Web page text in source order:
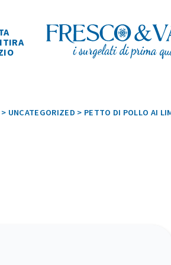
UNCATEGORIZED > PETTO DI POLLO AI